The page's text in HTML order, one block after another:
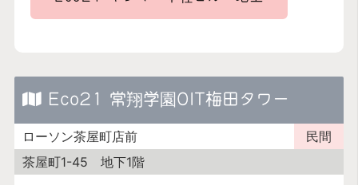
Eco21 常翔学園OIT梅田タワー
ローソン茶屋町店前
民間
茶屋町1-45 地下1階